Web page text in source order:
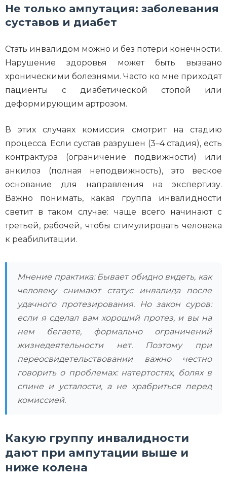
Не только ампутация: заболевания
суставов и диабет
Стать инвалидом можно и без потери конечности.
Нарушение здоровья может быть вызвано
хроническими болезнями. Часто ко мне приходят
пациенты с диабетической стопой или
деформирующим артрозом.
В этих случаях комиссия смотрит на стадию
процесса. Если сустав разрушен (3–4 стадия), есть
контрактура (ограничение подвижности) или
анкилоз (полная неподвижность), это веское
основание для направления на экспертизу.
Важно понимать, какая группа инвалидности
светит в таком случае: чаще всего начинают с
третьей, рабочей, чтобы стимулировать человека
к реабилитации.
Мнение практика: Бывает обидно видеть, как
человеку снимают статус инвалида после
удачного протезирования. Но закон суров:
если я сделал вам хороший протез, и вы на
нем бегаете, формально ограничений
жизнедеятельности нет. Поэтому при
переосвидетельствовании важно честно
говорить о проблемах: натертостях, болях в
спине и усталости, а не храбриться перед
комиссией.
Какую группу инвалидности
дают при ампутации выше и
ниже колена